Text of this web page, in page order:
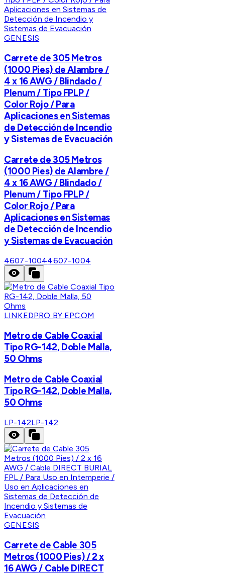
GENESIS
Carrete de 305 Metros
(1000 Pies) de Alambre /
4 x 16 AWG / Blindado /
Plenum / Tipo FPLP /
Color Rojo / Para
Aplicaciones en Sistemas
de Detección de Incendio
y Sistemas de Evacuación
Carrete de 305 Metros
(1000 Pies) de Alambre /
4 x 16 AWG / Blindado /
Plenum / Tipo FPLP /
Color Rojo / Para
Aplicaciones en Sistemas
de Detección de Incendio
y Sistemas de Evacuación
4607-10044607-1004
LINKEDPRO BY EPCOM
Metro de Cable Coaxial
Tipo RG-142, Doble Malla,
50 Ohms
Metro de Cable Coaxial
Tipo RG-142, Doble Malla,
50 Ohms
LP-142LP-142
GENESIS
Carrete de Cable 305
Metros (1000 Pies) / 2 x
16 AWG / Cable DIRECT